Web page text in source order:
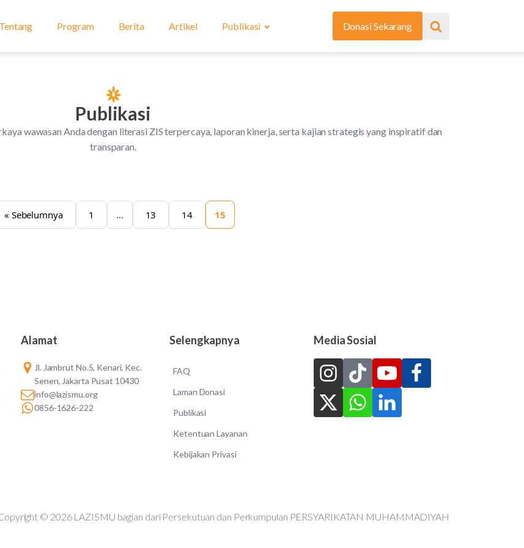
Tentang Program Berita Artikel Publikasi Donasi Sekarang
Publikasi
wawasan Anda dengan literasi ZIS terpercaya, laporan kinerja, serta kajian strategis yang inspiratif dan
transparan.
« Sebelumnya 1 … 13 14 15
Alamat
Jl. Jambrut No.5, Kenari, Kec.
Senen, Jakarta Pusat 10430
info@lazismu.org
0856-1626-222
Selengkapnya
FAQ
Laman Donasi
Publikasi
Ketentuan Layanan
Kebijakan Privasi
Media Sosial
© 2026 LAZISMU bagian dari Persekutuan dan Perkumpulan PERSYARIKATAN MUHAMMADIYAH